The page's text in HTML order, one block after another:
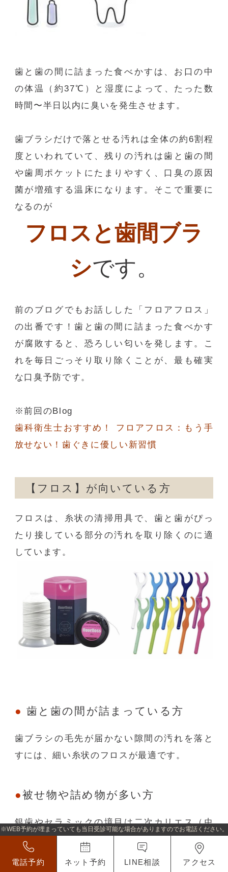
歯と歯の間に詰まった食べかすは、お口の中
の体温（約37℃）と湿度によって、たった数
時間〜半日以内に臭いを発生させます。
歯ブラシだけで落とせる汚れは全体の約6割程
度といわれていて、残りの汚れは歯と歯の間
や歯周ポケットにたまりやすく、口臭の原因
菌が増殖する温床になります。そこで重要に
なるのが
フロスと歯間ブラ
シです。
前のブログでもお話しした「フロアフロス」
の出番です！歯と歯の間に詰まった食べかす
が腐敗すると、恐ろしい匂いを発します。こ
れを毎日ごっそり取り除くことが、最も確実
な口臭予防です。
※前回のBlog
歯科衛生士おすすめ！ フロアフロス：もう手
放せない！歯ぐきに優しい新習慣
【フロス】が向いている方
フロスは、糸状の清掃用具で、歯と歯がぴっ
たり接している部分の汚れを取り除くのに適
しています。
歯と歯の間が詰まっている方
歯ブラシの毛先が届かない隙間の汚れを落と
すには、細い糸状のフロスが最適です。
被せ物や詰め物が多い方
銀歯やセラミックの境目は二次カリエス（虫
歯の再発）になりやすいため、フロスでの集
中ケアが向いています。
※WEB予約が埋まっていても当日受診可能な場合がありますのでお電話ください。
電話予約 ネット予約 LINE相談 アクセス